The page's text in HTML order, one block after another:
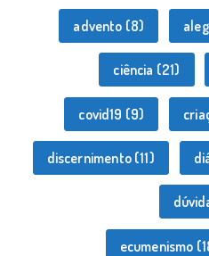
advento (8)
ciência (21)
covid19 (9)
discernimento(11)
ecumenismo